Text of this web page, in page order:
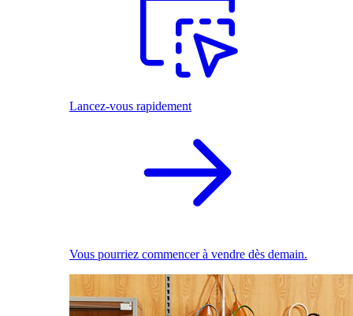
Lancez-vous rapidement
Vous pourriez commencer à vendre dès demain.